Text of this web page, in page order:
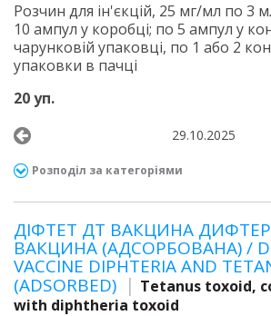
Розчин для ін'єкцій, 25 мг/мл по 3
10 ампул у коробці; по 5 ампул у
чарунковій упаковці, по 1 або 2
упаковки в пачці
20 уп.
29.10.2025
Розподіл за категоріями
ДІФТЕТ ДТ ВАКЦИНА
ВАКЦИНА (АДСОРБОВАНА) /
VACCINE DIPHTERIA AND
(ADSORBED)
Tetanus toxoid,
with diphtheria toxoid